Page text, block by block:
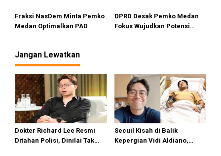
Fraksi NasDem Minta Pemko
Medan Optimalkan PAD
DPRD Desak Pemko Medan
Fokus Wujudkan Potensi
Jangan Lewatkan
Dokter Richard Lee Resmi
Ditahan Polisi, Dinilai Tak
Secuil Kisah di Balik
Kepergian Vidi Aldiano,